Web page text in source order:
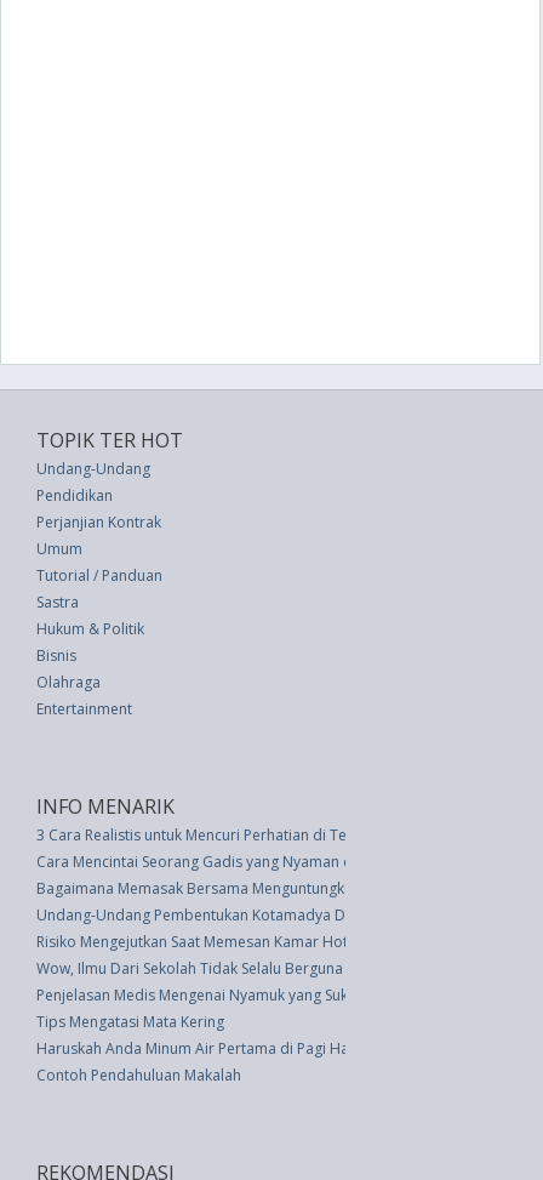
TOPIK TER HOT
Undang-Undang
Pendidikan
Perjanjian Kontrak
Umum
Tutorial / Panduan
Sastra
Hukum & Politik
Bisnis
Olahraga
Entertainment
INFO MENARIK
3 Cara Realistis untuk Mencuri Perhatian di Tengah Kesibukan Kerja
Cara Mencintai Seorang Gadis yang Nyaman dengan Diri Sendiri
Bagaimana Memasak Bersama Menguntungkan Hubungan Anda
Undang-Undang Pembentukan Kotamadya Daerah Tingkat Ii Bekasi (UU
Risiko Mengejutkan Saat Memesan Kamar Hotel Via Online
Wow, Ilmu Dari Sekolah Tidak Selalu Berguna di Dunia Kerja
Penjelasan Medis Mengenai Nyamuk yang Suka Manusia Berdarah Manis
Tips Mengatasi Mata Kering
Haruskah Anda Minum Air Pertama di Pagi Hari?
Contoh Pendahuluan Makalah
REKOMENDASI